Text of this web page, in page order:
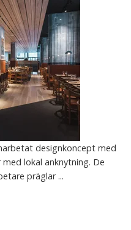
designkoncept med
lokal anknytning. De
präglar ...